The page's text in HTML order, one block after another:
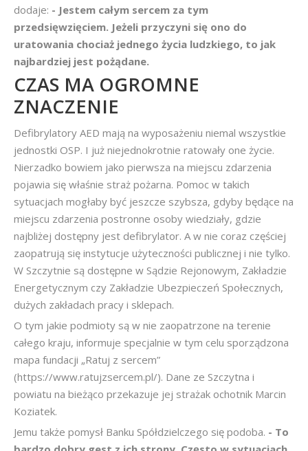
dodaje: - Jestem całym sercem za tym
przedsięwzięciem. Jeżeli przyczyni się ono do
uratowania chociaż jednego życia ludzkiego, to jak
najbardziej jest pożądane.
CZAS MA OGROMNE
ZNACZENIE
Defibrylatory AED mają na wyposażeniu niemal wszystkie
jednostki OSP. I już niejednokrotnie ratowały one życie.
Nierzadko bowiem jako pierwsza na miejscu zdarzenia
pojawia się właśnie straż pożarna. Pomoc w takich
sytuacjach mogłaby być jeszcze szybsza, gdyby będące na
miejscu zdarzenia postronne osoby wiedziały, gdzie
najbliżej dostępny jest defibrylator. A w nie coraz częściej
zaopatrują się instytucje użyteczności publicznej i nie tylko.
W Szczytnie są dostępne w Sądzie Rejonowym, Zakładzie
Energetycznym czy Zakładzie Ubezpieczeń Społecznych,
dużych zakładach pracy i sklepach.
O tym jakie podmioty są w nie zaopatrzone na terenie
całego kraju, informuje specjalnie w tym celu sporządzona
mapa fundacji „Ratuj z sercem”
(https://www.ratujzsercem.pl/). Dane ze Szczytna i
powiatu na bieżąco przekazuje jej strażak ochotnik Marcin
Koziatek.
Jemu także pomysł Banku Spółdzielczego się podoba. - To